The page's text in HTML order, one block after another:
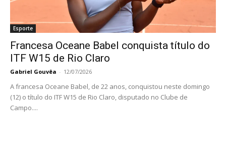
Esporte
Francesa Oceane Babel conquista título do
ITF W15 de Rio Claro
Gabriel Gouvêa - 12/07/2026
A francesa Oceane Babel, de 22 anos, conquistou neste domingo
(12) o título do ITF W15 de Rio Claro, disputado no Clube de
Campo....